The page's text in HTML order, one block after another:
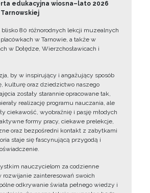
edukacyjna wiosna–lato 2026
80 różnorodnych lekcji muzealnych
w Tarnowie, a także w
w Dołędze, Wierzchosławicach i
by w inspirujący i angażujący sposób
kulturę oraz dziedzictwo naszego
zostały starannie opracowane tak,
realizację programu nauczania, ale
ciekawość, wyobraźnię i pasję młodych
formy pracy, ciekawe prelekcje,
oraz bezpośredni kontakt z zabytkami
staje się fascynującą przygodą i
nauczycielom za codzienne
rozwijanie zainteresowań swoich
odkrywanie świata pełnego wiedzy i